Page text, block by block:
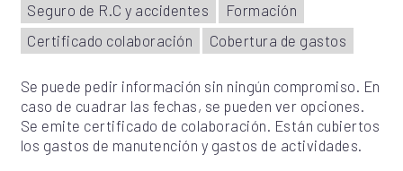
Seguro de R.C y accidentes
Formación
Certificado colaboración
Cobertura de gastos
Se puede pedir información sin ningún compromiso. En
caso de cuadrar las fechas, se pueden ver opciones.
Se emite certificado de colaboración. Están cubiertos
los gastos de manutención y gastos de actividades.